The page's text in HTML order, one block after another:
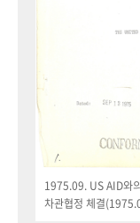
1975.09. US AID와
차관협정 체결